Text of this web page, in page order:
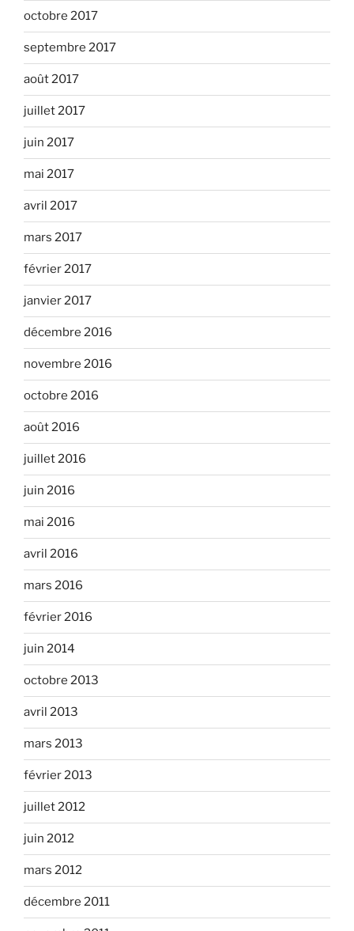
octobre 2017
septembre 2017
août 2017
juillet 2017
juin 2017
mai 2017
avril 2017
mars 2017
février 2017
janvier 2017
décembre 2016
novembre 2016
octobre 2016
août 2016
juillet 2016
juin 2016
mai 2016
avril 2016
mars 2016
février 2016
juin 2014
octobre 2013
avril 2013
mars 2013
février 2013
juillet 2012
juin 2012
mars 2012
décembre 2011